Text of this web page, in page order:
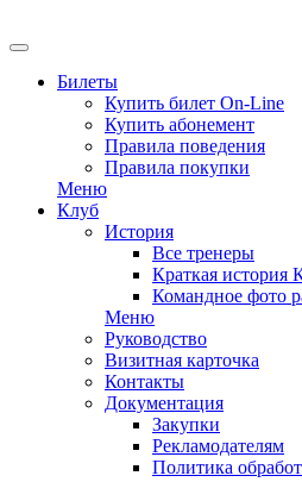
Билеты
Купить билет On-Line
Купить абонемент
Правила поведения
Правила покупки
Меню
Клуб
История
Все тренеры
Краткая история
Командное фото
Меню
Руководство
Визитная карточка
Контакты
Документация
Закупки
Рекламодателям
Политика